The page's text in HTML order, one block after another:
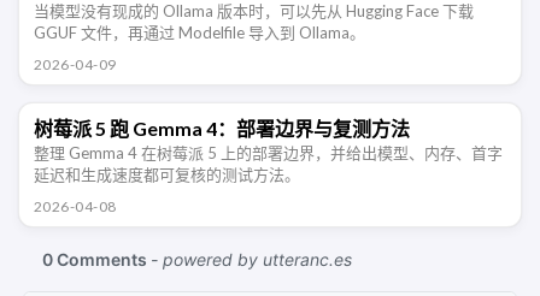
当模型没有现成的 Ollama 版本时，可以先从 Hugging Face 下载
GGUF 文件，再通过 Modelfile 导入到 Ollama。
2026-04-09
树莓派 5 跑 Gemma 4：部署边界与复测方法
整理 Gemma 4 在树莓派 5 上的部署边界，并给出模型、内存、首字
延迟和生成速度都可复核的测试方法。
2026-04-08